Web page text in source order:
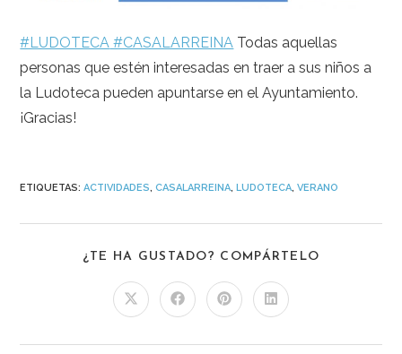
#LUDOTECA #CASALARREINA Todas aquellas
personas que estén interesadas en traer a sus niños a
la Ludoteca pueden apuntarse en el Ayuntamiento.
¡Gracias!
ETIQUETAS:ACTIVIDADES, CASALARREINA, LUDOTECA, VERANO
¿TE HA GUSTADO? COMPÁRTELO